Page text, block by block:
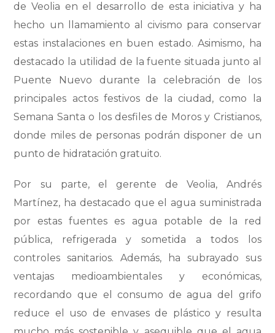
de Veolia en el desarrollo de esta iniciativa y ha
hecho un llamamiento al civismo para conservar
estas instalaciones en buen estado. Asimismo, ha
destacado la utilidad de la fuente situada junto al
Puente Nuevo durante la celebración de los
principales actos festivos de la ciudad, como la
Semana Santa o los desfiles de Moros y Cristianos,
donde miles de personas podrán disponer de un
punto de hidratación gratuito.
Por su parte, el gerente de Veolia, Andrés
Martínez, ha destacado que el agua suministrada
por estas fuentes es agua potable de la red
pública, refrigerada y sometida a todos los
controles sanitarios. Además, ha subrayado sus
ventajas medioambientales y económicas,
recordando que el consumo de agua del grifo
reduce el uso de envases de plástico y resulta